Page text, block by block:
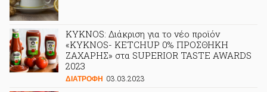
KYKNOS: Διάκριση για το νέο προϊόν
«ΚΥΚΝΟS- KETCHUP 0% ΠΡΟΣΘΗΚΗ
ΖΑΧΑΡΗΣ» στα SUPERIOR TASTE AWARDS
2023
ΔΙΑΤΡΟΦΗ 03.03.2023